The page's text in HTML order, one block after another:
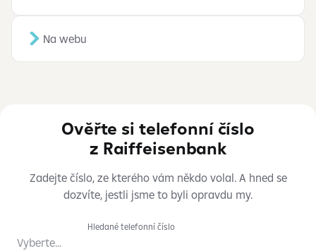
Na webu
Ověřte si telefonní číslo
z Raiffeisenbank
Zadejte číslo, ze kterého vám někdo volal. A hned se
dozvíte, jestli jsme to byli opravdu my.
Vyberte...
Hledané telefonní číslo